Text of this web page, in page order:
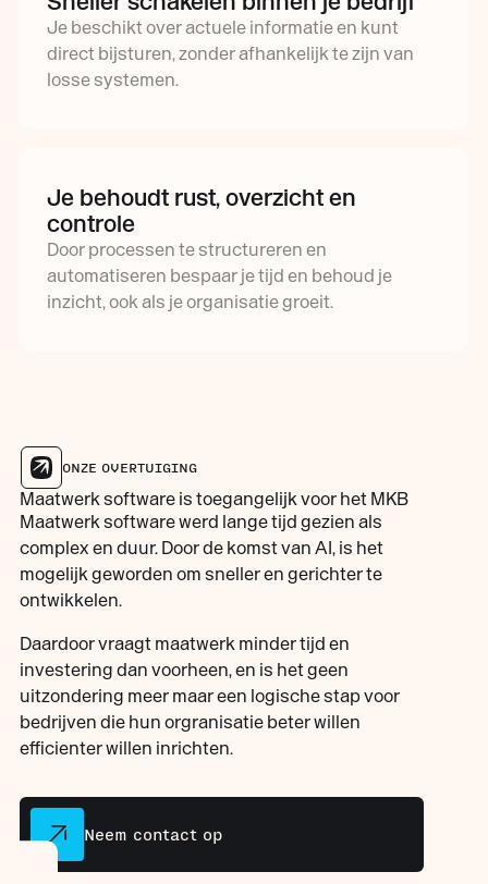
Je beschikt over actuele informatie en kunt
direct bijsturen, zonder afhankelijk te zijn van
losse systemen.
Je behoudt rust, overzicht en
controle
Door processen te structureren en
automatiseren bespaar je tijd en behoud je
inzicht, ook als je organisatie groeit.
ONZE OVERTUIGING
Maatwerk software is toegangelijk voor het MKB
Maatwerk software werd lange tijd gezien als
complex en duur. Door de komst van AI, is het
mogelijk geworden om sneller en gerichter te
ontwikkelen.
Daardoor vraagt maatwerk minder tijd en
investering dan voorheen, en is het geen
uitzondering meer maar een logische stap voor
bedrijven die hun orgranisatie beter willen
efficienter willen inrichten.
Neem contact op